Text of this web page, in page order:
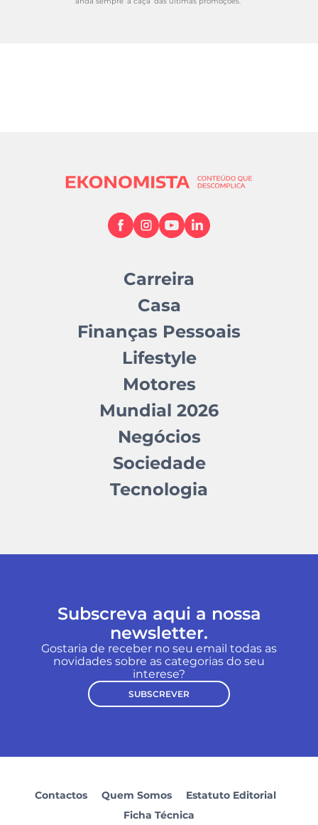
Carreira
Casa
Finanças Pessoais
Lifestyle
Motores
Mundial 2026
Negócios
Sociedade
Tecnologia
Subscreva aqui a nossa
newsletter.
Gostaria de receber no seu email todas as
novidades sobre as categorias do seu
interese?
SUBSCREVER
Contactos Quem Somos
Estatuto Editorial
Ficha Técnica